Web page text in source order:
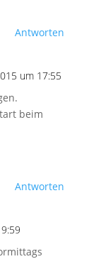
Antworten
um 17:55
beim
Antworten